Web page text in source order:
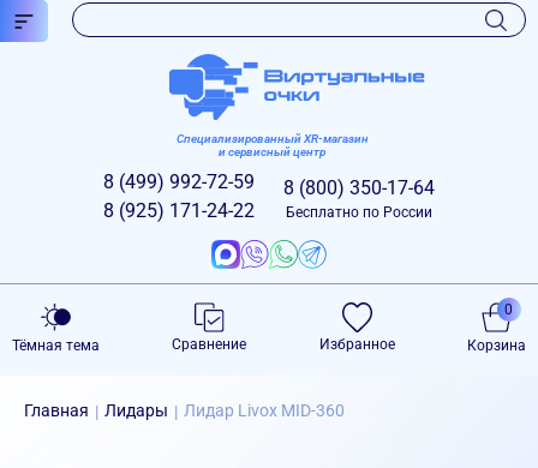
Специализированный XR-магазин
и сервисный центр
8 (499) 992-72-59
8 (925) 171-24-22
8 (800) 350-17-64
Бесплатно по России
Тёмная тема Сравнение Избранное Корзина
0
Главная | Лидары | Лидар Livox MID-360